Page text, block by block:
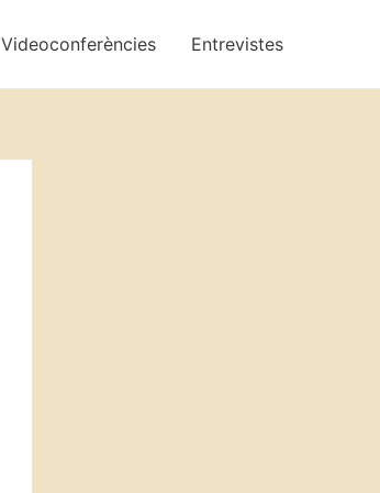
Videoconferències Entrevistes